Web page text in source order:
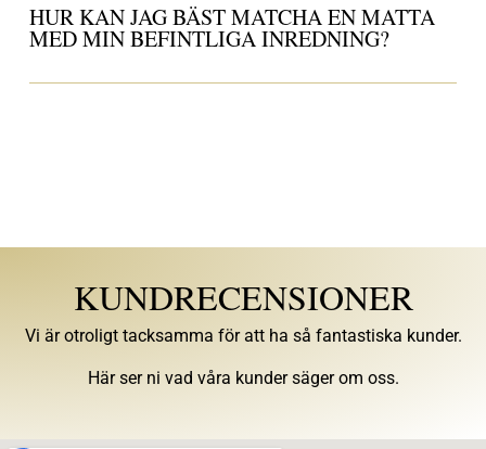
HUR KAN JAG BÄST MATCHA EN MATTA
MED MIN BEFINTLIGA INREDNING?
KUNDRECENSIONER
Vi är otroligt tacksamma för att ha så fantastiska kunder.
Här ser ni vad våra kunder säger om oss.